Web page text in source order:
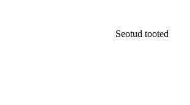
Seotud tooted